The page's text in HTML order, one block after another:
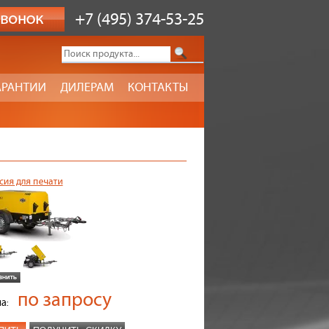
+7 (495) 374-53-25
ДИЛЕРАМ КОНТАКТЫ
для печати
по запросу